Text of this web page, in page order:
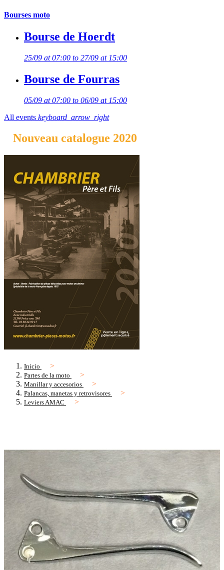
Bourses moto
Bourse de Hoerdt
25/09 at 07:00 to 27/09 at 15:00
Bourse de Fourras
05/09 at 07:00 to 06/09 at 15:00
All events keyboard_arrow_right
Nouveau catalogue 2020
Inicio
Partes de la moto
Manillar y accesorios
Palancas, manetas y retrovisores
Leviers AMAC